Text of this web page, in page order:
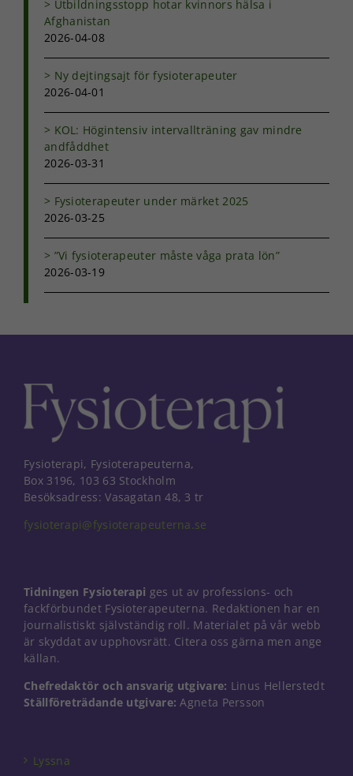
Utbildningsstopp hotar kvinnors hälsa i
Afghanistan
2026-04-08
Ny dejtingsajt för fysioterapeuter
2026-04-01
KOL: Högintensiv intervallträning gav mindre
andfåddhet
2026-03-31
Fysioterapeuter under märket 2025
2026-03-25
”Vi fysioterapeuter måste våga prata lön”
2026-03-19
Fysioterapi, Fysioterapeuterna,
Box 3196, 103 63 Stockholm
Besöksadress: Vasagatan 48, 3 tr
fysioterapi@fysioterapeuterna.se
Tidningen Fysioterapi ges ut av professions- och
fackförbundet Fysioterapeuterna. Redaktionen har en
journalistiskt självständig roll. Materialet på vår webb
är skyddat av upphovsrätt. Citera oss gärna men ange
källan.
Chefredaktör och ansvarig utgivare: Linus Hellerstedt
Ställföreträdande utgivare: Agneta Persson
Lyssna